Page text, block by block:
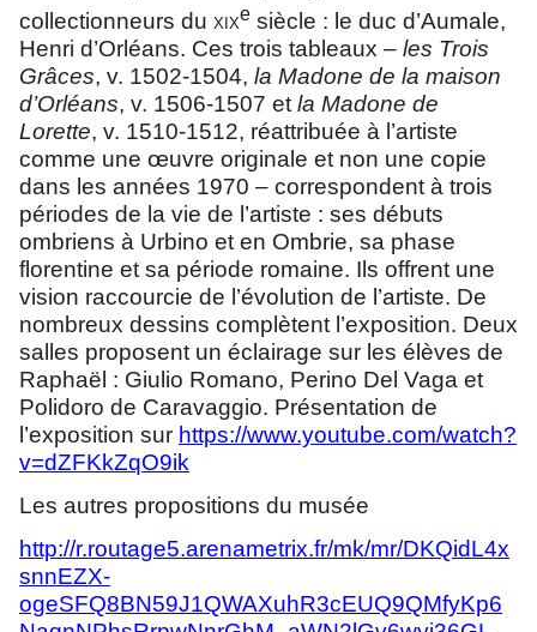
collectionneurs du xixe siècle : le duc d’Aumale,
Henri d’Orléans. Ces trois tableaux – les Trois
Grâces, v. 1502-1504, la Madone de la maison
d’Orléans, v. 1506-1507 et la Madone de
Lorette, v. 1510-1512, réattribuée à l’artiste
comme une œuvre originale et non une copie
dans les années 1970 – correspondent à trois
périodes de la vie de l’artiste : ses débuts
ombriens à Urbino et en Ombrie, sa phase
florentine et sa période romaine. Ils offrent une
vision raccourcie de l’évolution de l’artiste. De
nombreux dessins complètent l’exposition. Deux
salles proposent un éclairage sur les élèves de
Raphaël : Giulio Romano, Perino Del Vaga et
Polidoro de Caravaggio. Présentation de
l’exposition sur https://www.youtube.com/watch?
v=dZFKkZqO9ik
Les autres propositions du musée
http://r.routage5.arenametrix.fr/mk/mr/DKQidL4x
snnEZX-
ogeSFQ8BN59J1QWAXuhR3cEUQ9QMfyKp6